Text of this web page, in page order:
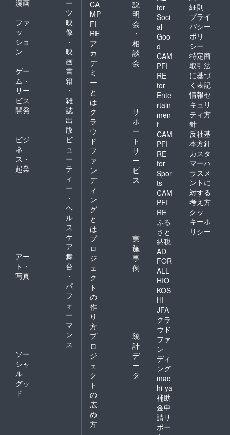
漫画
ー
ツ
ファ
ッ
ショ
ン
映
像
・
映
画
ゲー
ム・
サー
ビス
開発
書
籍
・
雑
誌
出
版
ビジ
ネ
ス・
起業
ビ
ュ
ー
テ
ィ
ー
・
ヘ
ル
ス
ケ
ア
アー
ト・
写真
舞
台
・
パ
フ
ォ
ー
マ
ン
ス
ソー
シャ
ル
グッ
ド
CA
MP
FI
RE
ア
カ
デ
ミ
ー
と
は
説
明
会
・
相
談
会
ク
ラ
ウ
ド
フ
ァ
ン
デ
ィ
ン
グ
と
は
サ
ポ
ー
ト
サ
ー
ビ
ス
プ
ロ
ジ
ェ
ク
ト
の
作
り
方
実
施
事
例
プ
ロ
ジ
ェ
ク
ト
の
広
め
方
統
計
デ
ー
タ
for
Soci
al
Goo
d
CAM
PFI
RE
for
Ente
rtain
men
t
CAM
PFI
RE
for
Spor
ts
CAM
PFI
RE
ふる
さと
納税
AD
FOR
ALL
HIO
KOS
HI
JFA
クラ
ウド
ファ
ン
ディ
ング
mac
hi-ya
補助
金申
請サ
ポー
細則
プライ
バシー
ポリ
シー
特定商
取引法
に基づ
く表記
情報セ
キュリ
ティ方
針
反社基
本方針
カスタ
マーハ
ラスメ
ントに
対する
考え方
クッ
キーポ
リシー